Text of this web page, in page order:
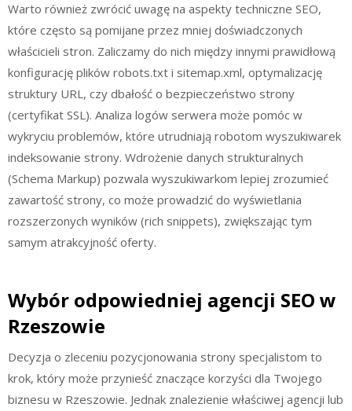
Warto również zwrócić uwagę na aspekty techniczne SEO,
które często są pomijane przez mniej doświadczonych
właścicieli stron. Zaliczamy do nich między innymi prawidłową
konfigurację plików robots.txt i sitemap.xml, optymalizację
struktury URL, czy dbałość o bezpieczeństwo strony
(certyfikat SSL). Analiza logów serwera może pomóc w
wykryciu problemów, które utrudniają robotom wyszukiwarek
indeksowanie strony. Wdrożenie danych strukturalnych
(Schema Markup) pozwala wyszukiwarkom lepiej zrozumieć
zawartość strony, co może prowadzić do wyświetlania
rozszerzonych wyników (rich snippets), zwiększając tym
samym atrakcyjność oferty.
Wybór odpowiedniej agencji SEO w
Rzeszowie
Decyzja o zleceniu pozycjonowania strony specjalistom to
krok, który może przynieść znaczące korzyści dla Twojego
biznesu w Rzeszowie. Jednak znalezienie właściwej agencji lub